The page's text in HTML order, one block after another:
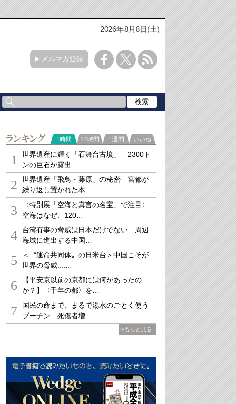
2026年8月8日(土)
メルマガ登録
ランキング
1時間 24時間 1週間 いいね
1
世界遺産に輝く「石舞台古墳」 2300ト
ンの巨石が露出…
2
世界遺産「飛鳥・藤原」の秘密 宮都が
繰り返し置かれた本…
3
〈特別展「空海と真言の名宝」で注目〉
空海はなぜ、120…
4
台湾有事の脅威は日本だけでない…周辺
海域に進出する中国…
5
＜〝運命共同体〟の日米台＞中国こそが
世界の脅威....…
6
【平安京以前の京都には何があったの
か？】〈千年の都〉を…
7
国民の命まで、まるで湯水のごとく使う
プーチン…死傷者増…
»もっと見る